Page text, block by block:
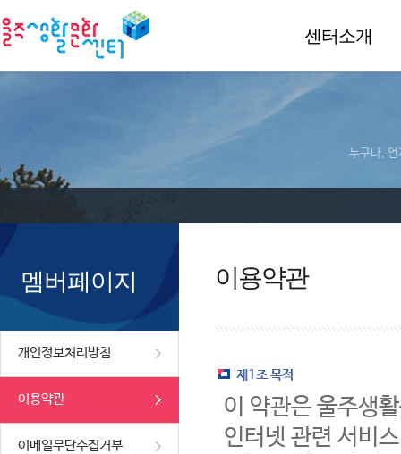
센터소개
누구나, 언
멤버페이지
개인정보처리방침
이용약관
이메일무단수집거부
이용약관
제1조 목적
이 약관은 울주생
인터넷 관련 서비